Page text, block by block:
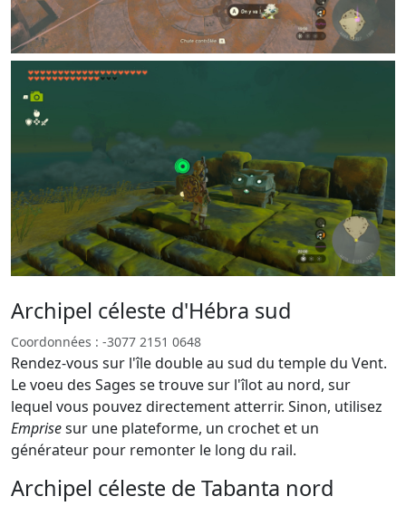
Archipel céleste d'Hébra sud
Coordonnées : -3077 2151 0648
Rendez-vous sur l'île double au sud du temple du Vent.
Le voeu des Sages se trouve sur l'îlot au nord, sur
lequel vous pouvez directement atterrir. Sinon, utilisez
Emprisesur une plateforme, un crochet et un
générateur pour remonter le long du rail.
Archipel céleste de Tabanta nord